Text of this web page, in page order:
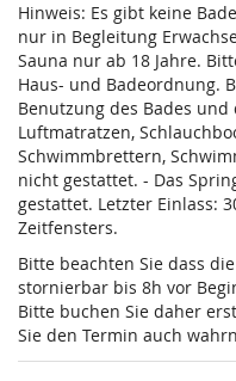
Hinweis: Es gibt keine
nur in Begleitung
Sauna nur ab 18 Jahre.
Haus- und Badeordnung.
Benutzung des Bades
Luftmatratzen,
Schwimmbrettern,
nicht gestattet. - Das
gestattet. Letzter Einlass:
Zeitfensters.
Bitte beachten Sie dass
stornierbar bis 8h vor
Bitte buchen Sie daher
Sie den Termin auch